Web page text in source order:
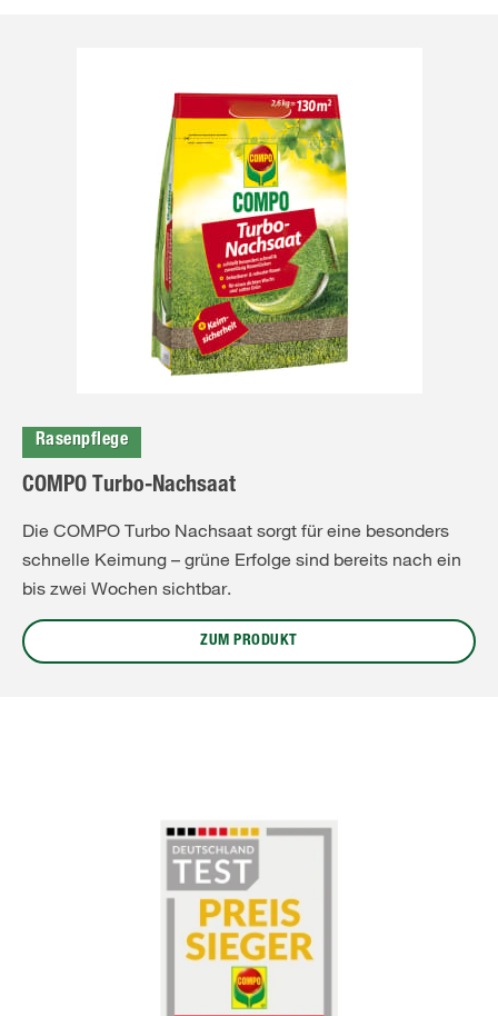
Rasenpflege
COMPO Turbo-Nachsaat
Die COMPO Turbo Nachsaat sorgt für eine besonders
schnelle Keimung – grüne Erfolge sind bereits nach ein
bis zwei Wochen sichtbar.
ZUM PRODUKT